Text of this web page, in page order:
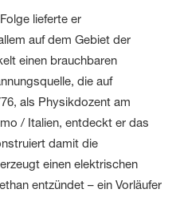
lieferte er
auf dem Gebiet der
einen brauchbaren
die auf
als Physikdozent am
/ Italien, entdeckt er das
damit die
einen elektrischen
entzündet – ein Vorläufer